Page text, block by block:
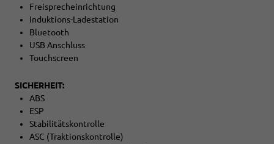
Freisprecheinrichtung
Induktions-Ladestation
Bluetooth
USB Anschluss
Touchscreen
SICHERHEIT:
ABS
ESP
Stabilitätskontrolle
ASC (Traktionskontrolle)